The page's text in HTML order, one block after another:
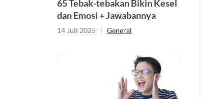
65 Tebak-tebakan Bikin Kesel
dan Emosi + Jawabannya
14 Juli 2025 | General